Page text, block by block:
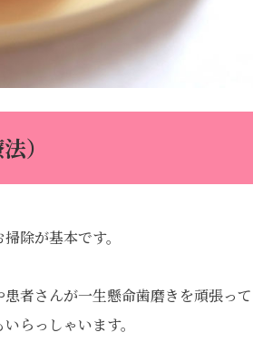
）
除が基本です。
者さんが一生懸命歯磨きを頑張って
らっしゃいます。